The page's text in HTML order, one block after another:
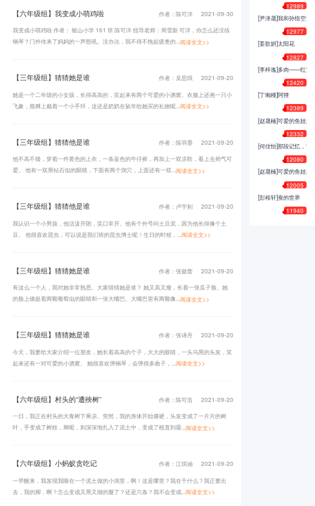
【六年级组】我变成小萌鸡啦 作者：陈可洋
2021-09-30
我变成小萌鸡啦 作者： 银山小学 161 班 陈可洋 指导老师：周雪新 可洋，你怎么还没练
钢琴？门外传来了妈妈的一声怒吼。没办法，我不得不拖起疲惫的...阅读全文>>
【三年级组】猜猜她是谁 作者：吴思琪
2021-09-20
她是一个二年级的小女孩，长得高高的，笑起来有两个可爱的小酒窝。衣服上还画一只小
飞象，胳膊上戴着一个小手环，这还是奶奶在鼠年给她买的礼物呢... 阅读全文>>
【三年级组】猜猜他是谁 作者：陈羽墨
2021-09-20
他不高不矮，穿着一件黄色的上衣，一条蓝色的牛仔裤，再加上一双凉鞋，看上去帅气可
爱。 他有一双黑钻石似的眼睛，下面有两个洞穴，上面还有一双...阅读全文>>
【三年级组】猜猜他是谁 作者：卢宇则
2021-09-20
我认识一个小男孩，他活泼开朗，笑口常开。他有个外号叫土豆泥，因为他长得像个土
豆。 他很喜欢昆虫，可以说是我们班的昆虫博士呢！生日的时候，... 阅读全文>>
【三年级组】猜猜她是谁 作者：张懿蕾
2021-09-20
有这么一个人，我对她非常熟悉。大家猜猜她是谁？ 她又高又瘦，长着一张瓜子脸。她
的脸上镶嵌着两颗葡萄似的眼睛和一张大嘴巴。大嘴巴里有两颗像...阅读全文>>
【三年级组】猜猜她是谁 作者：张译丹
2021-09-20
今天，我要给大家介绍一位朋友，她长着高高的个子，大大的眼睛，一头乌黑的头发，笑
起来还有一对可爱的小酒窝。 她很喜欢弹钢琴，会弹很多曲子，... 阅读全文>>
【六年级组】村头的“遭殃树” 作者：陈可浩
2021-09-20
一日，我正在村头的大青树下乘凉。突然，我的身体开始僵硬，头发变成了一片片的树
叶，手变成了树枝，脚呢，则深深地扎入了泥土中，变成了根直到最...阅读全文>>
【六年级组】小蚂蚁贪吃记 作者：江琪涵
2021-09-20
一早醒来，我发现我睡在一个泥土做的小洞里，啊！这是哪里？我在干什么？我正要出
去，我的脚，啊？怎么变成又黑又细的腿了？还是六条？我不会变成... 阅读全文>>
12989
[尹泽晟]我和孙悟空过
12977
[姜歆妍]太阳花
12827
[李梓逸]多肉——红宝
12420
[丁缃橦]阿狸
12389
[赵晟楠]可爱的鱼娃娃
12332
[何佳怡]那段记忆，留
12080
[赵晟楠]可爱的鱼娃娃
12005
[彭裕轩]蚕的世界
11940